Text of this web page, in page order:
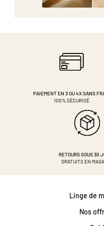
PAIEMENT EN 3 OU 4XSANS
100% SÉCURISÉ
RETOURS SOUS 30
GRATUITS EN
Linge de
Nos